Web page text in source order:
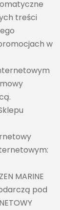
treści
w
MARINE
pod